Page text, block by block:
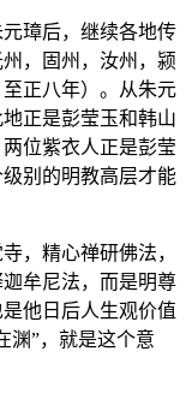
璋后，继续各地传
，固州，汝州，颍
正八年）。从朱元
正是彭莹玉和韩山
位紫衣人正是彭莹
别的明教高层才能
，精心禅研佛法，
牟尼法，而是明尊
他日后人生观价值
渊”，就是这个意